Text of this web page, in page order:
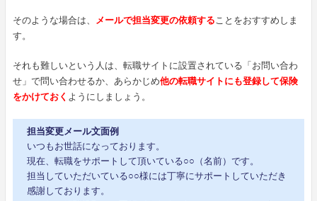
そのような場合は、 メールで担当変更の依頼することをおすすめしま
す。
それも難しいという人は、転職サイトに設置されている「お問い合わ
せ」で問い合わせるか、あらかじめ他の転職サイトにも登録して保険
をかけておく ようにしましょう。
担当変更メール文面例
いつもお世話になっております。
現在、転職をサポートして頂いている○○（名前）です。
担当していただいている○○様には丁寧にサポートしていただき
感謝しております。